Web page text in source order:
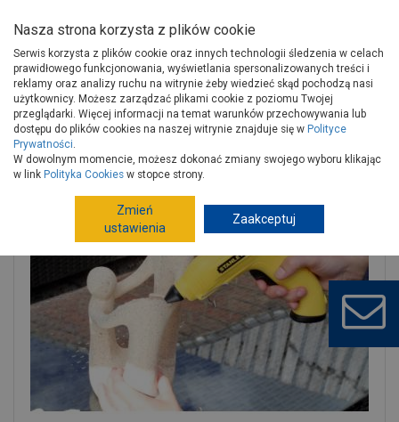
Strona główna Narzędzia
Elektronarzędzia, osprzęt
Lutownice, pistolety do kleju, opalarki
Pistolety do kleju
Pistolet klejowy GR 90 R STANLEY
Nasza strona korzysta z plików cookie
Serwis korzysta z plików cookie oraz innych technologii śledzenia w celach
prawidłowego funkcjonowania, wyświetlania spersonalizowanych treści i
reklamy oraz analizy ruchu na witrynie żeby wiedzieć skąd pochodzą nasi
użytkownicy. Możesz zarządzać plikami cookie z poziomu Twojej
przeglądarki. Więcej informacji na temat warunków przechowywania lub
dostępu do plików cookies na naszej witrynie znajduje się w Polityce
Prywatności.
W dowolnym momencie, możesz dokonać zmiany swojego wyboru klikając
w link Polityka Cookies w stopce strony.
Zmień
ustawienia
Zaakceptuj